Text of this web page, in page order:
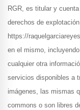
RGR, es titular y
derechos de
https://
en el mismo,
cualquier otra
servicios disponibles a
imágenes, las mismas
commons o son libres